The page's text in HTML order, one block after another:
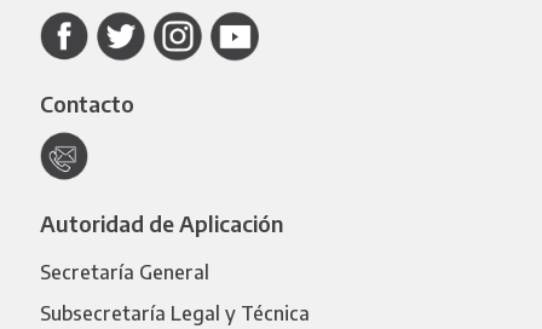
Contacto
Autoridad de Aplicación
Secretaría General
Subsecretaría Legal y Técnica